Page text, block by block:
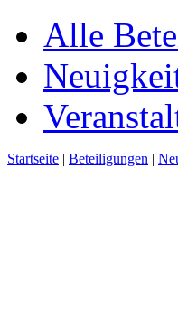
Alle
Startseite | Beteiligungen |